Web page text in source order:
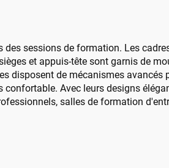
sessions de formation. Les
et appuis-tête sont garnis de
disposent de mécanismes avancés
Avec leurs designs
salles de formation